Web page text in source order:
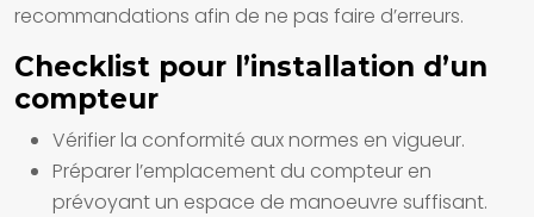
recommandations afin de ne pas faire d’erreurs.
Checklist pour l’installation d’un
compteur
Vérifier la conformité aux normes en vigueur.
Préparer l’emplacement du compteur en
prévoyant un espace de manoeuvre suffisant.